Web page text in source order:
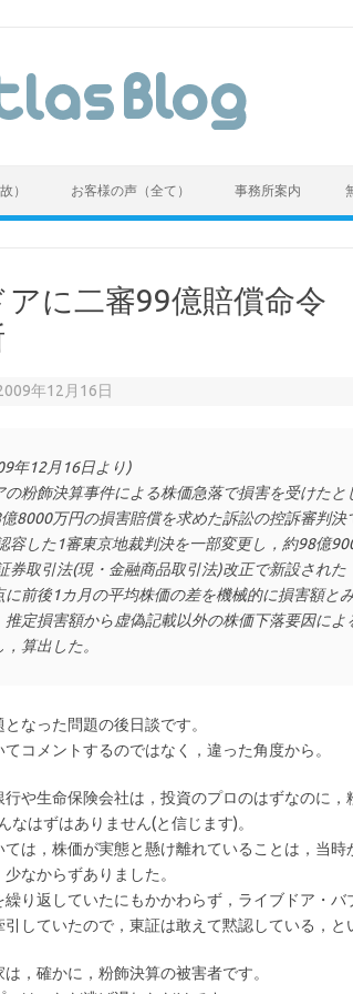
） お客様の声（全て） 事務所案内
アに二審99億賠償命令
年12月16日
年12月16日より)
粉飾決算事件による株価急落で損害を受けたと
8000万円の損害賠償を求めた訴訟の控訴審判
容した1審東京地裁判決を一部変更し，約98億
取引法(現・金融商品取引法)改正で新設された
に前後1カ月の平均株価の差を機械的に損害額とみ
定損害額から虚偽記載以外の株価下落要因によ
算出した。
なった問題の後日談です。
コメントするのではなく，違った角度から。
行や生命保険会社は，投資のプロのはずなのに
はずはありません(と信じます)。
ては，株価が実態と懸け離れていることは，当
なからずありました。
り返していたにもかかわらず，ライブドア・
していたので，東証は敢えて黙認している，と
，確かに，粉飾決算の被害者です。